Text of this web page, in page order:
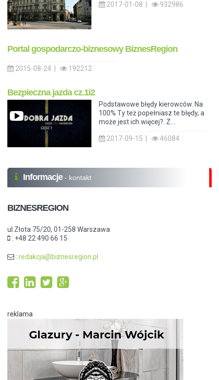
2017-01-08 | 932986
Portal gospodarczo-biznesowy BiznesRegion
2015-08-24 | 192212
Bezpieczna jazda cz.1i2
Podstawowe błędy kierowców. Na
100% Ty też popełniasz te błędy, a
może jest ich więcej?. Z...
2017-09-15 | 46084
Informacje - kontakt
BIZNESREGION
ul.Złota 75/20, 01-258 Warszawa
: +48 22 490 66 15
: redakcja@biznesregion.pl
reklama